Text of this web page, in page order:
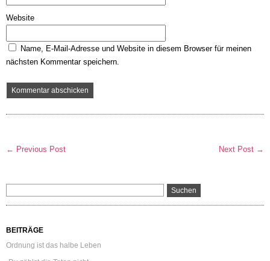
Website
Name, E-Mail-Adresse und Website in diesem Browser für meinen
nächsten Kommentar speichern.
← Previous Post Next Post →
BEITRÄGE
Ordnung ist das halbe Leben